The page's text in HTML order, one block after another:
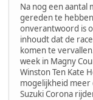
Na nog een aantal
gereden te
onverantwoord is
inhoudt dat de
komen te
week in Magny
Winston Ten Kate
mogelijkheid meer
Suzuki Corona